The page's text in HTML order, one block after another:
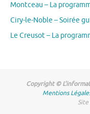
Montceau – La
Ciry-le-Noble – Soirée
Le Creusot – La
Copyright ©
Mentions